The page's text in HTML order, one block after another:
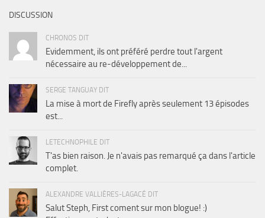
DISCUSSION
CHRONOS DIT
Evidemment, ils ont préféré perdre tout l'argent
nécessaire au re-développement de...
SERGE TANGUAY DIT
La mise à mort de Firefly après seulement 13 épisodes
est...
LETECHNOPHILE DIT
T'as bien raison. Je n'avais pas remarqué ça dans l'article
complet.
ALEXANDRE VALLIÈRES-LAGACÉ DIT
Salut Steph, First coment sur mon blogue! :)